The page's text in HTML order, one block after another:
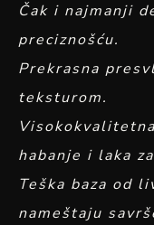
Čak i najmanji
preciznošću.
Prekrasna
teksturom.
habanje i laka
Teška baza od
nameštaju